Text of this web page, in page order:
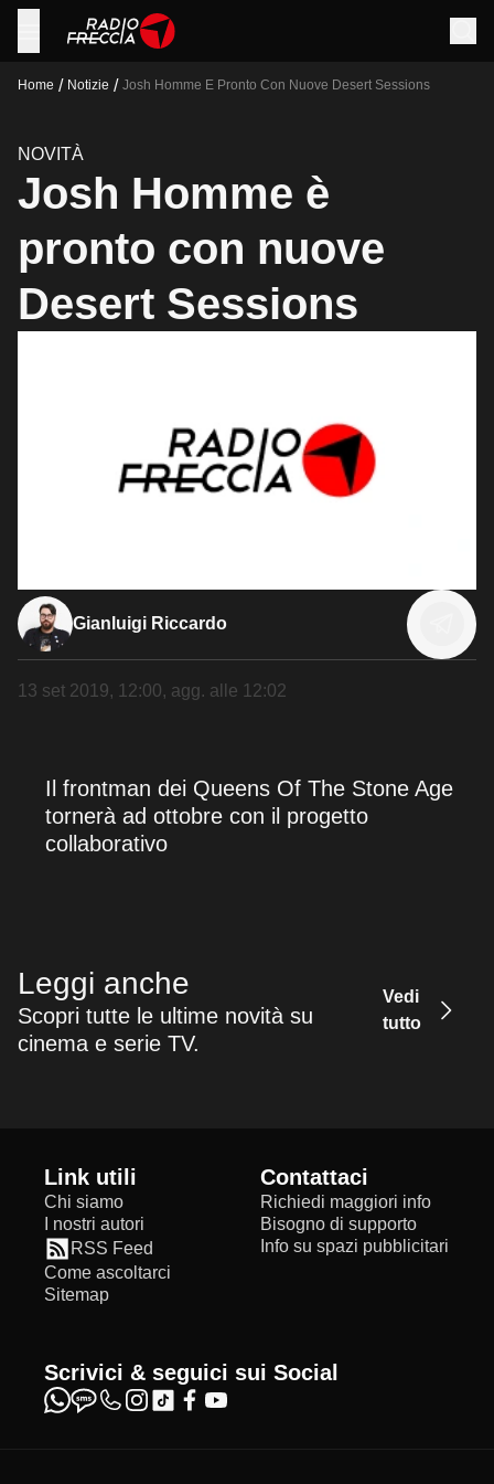
Home / Notizie / Josh Homme E Pronto Con Nuove Desert Sessions
NOVITÀ
Josh Homme è
pronto con nuove
Desert Sessions
Gianluigi Riccardo
13 set 2019, 12:00, agg. alle 12:02
Il frontman dei Queens Of The Stone Age
tornerà ad ottobre con il progetto
collaborativo
Leggi anche
Scopri tutte le ultime novità su
cinema e serie TV.
Vedi
tutto
Link utili
Chi siamo
I nostri autori
RSS Feed
Come ascoltarci
Sitemap
Contattaci
Richiedi maggiori info
Bisogno di supporto
Info su spazi pubblicitari
Scrivici & seguici sui Social